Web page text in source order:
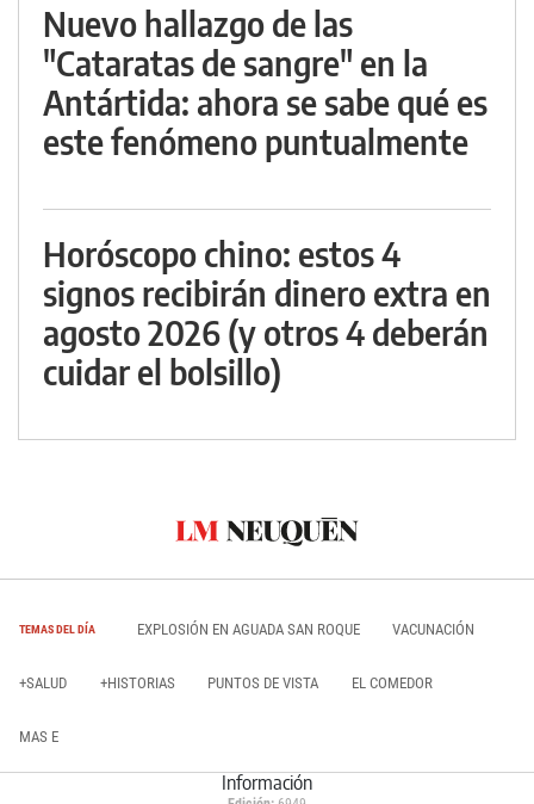
Nuevo hallazgo de las
"Cataratas de sangre" en la
Antártida: ahora se sabe qué es
este fenómeno puntualmente
Horóscopo chino: estos 4
signos recibirán dinero extra en
agosto 2026 (y otros 4 deberán
cuidar el bolsillo)
TEMAS DEL DÍA EXPLOSIÓN EN AGUADA SAN ROQUE VACUNACIÓN
+SALUD +HISTORIAS PUNTOS DE VISTA EL COMEDOR
MAS E
Información